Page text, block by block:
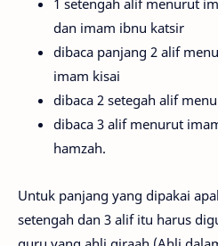
1 setengah alif menurut
dan imam ibnu katsir
dibaca panjang 2 alif
imam kisai
dibaca 2 setegah alif
dibaca 3 alif menurut
hamzah.
Untuk panjang yang dipakai
setengah dan 3 alif itu harus